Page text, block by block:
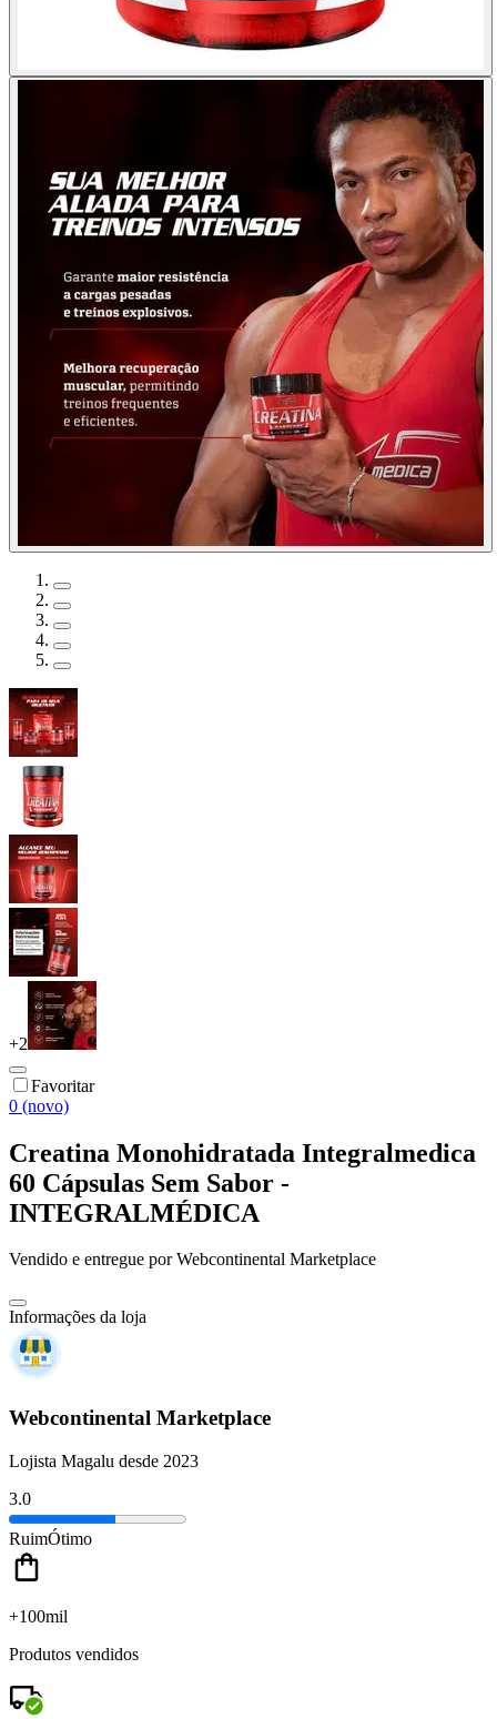
+2
Favoritar
0 (novo)
Creatina Monohidratada Integralmedica
60 Cápsulas Sem Sabor -
INTEGRALMÉDICA
Vendido e entregue por Webcontinental Marketplace
Informações da loja
Webcontinental Marketplace
Lojista Magalu desde 2023
3.0
RuimÓtimo
+100mil
Produtos vendidos